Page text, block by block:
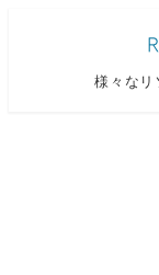
様々なリ